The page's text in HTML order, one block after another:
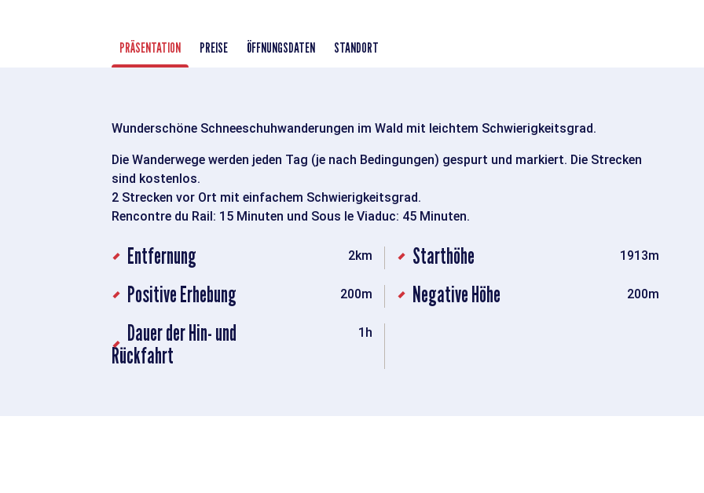
PRÄSENTATION PREISE ÖFFNUNGSDATEN STANDORT
Wunderschöne Schneeschuhwanderungen im Wald mit leichtem Schwierigkeitsgrad.
Die Wanderwege werden jeden Tag (je nach Bedingungen) gespurt und markiert. Die Strecken
sind kostenlos.
2 Strecken vor Ort mit einfachem Schwierigkeitsgrad.
Rencontre du Rail: 15 Minuten und Sous le Viaduc: 45 Minuten.
Entfernung 2km Starthöhe 1913m
Positive Erhebung 200m Negative Höhe 200m
Dauer der Hin- und
Rückfahrt
1h